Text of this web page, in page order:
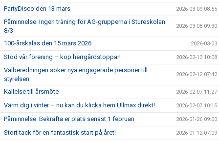
PartyDisco den 13 mars 2026-03-09 08:55
Påminnelse: Ingen träning för AG-grupperna i Stureskolan
8/3
2026-03-08 09:30
100-årskalas den 15 mars 2026 2026-03-03
Stöd vår förening – köp herrgårdstoppar! 2026-02-13 10:08
Valberedningen söker nya engagerade personer till
styrelsen
2026-02-12 07:42
Kallelse till årsmöte 2026-02-07 11:27
Värm dig i vinter – nu kan du klicka hem Ullmax direkt! 2026-02-07 10:15
Påminnelse: Bekräfta er plats senast 1 februari 2026-01-26 09:00
Stort tack för en fantastisk start på året! 2026-01-12 07:09